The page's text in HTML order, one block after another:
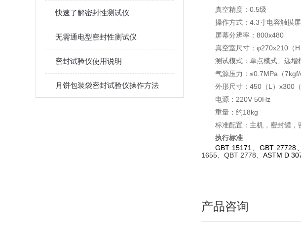
快速了解密封性测试仪
无需通电型密封性测试仪
密封试验仪使用说明
月饼包装袋密封试验仪操作方法
真空精度： 0.5级
操作方式： 4.3寸电容触摸屏
屏幕分辨率： 800x480
真空室尺寸：φ270x210 （H
测试模式：单点模式、递增
气源压力：≤0.7MPa （
外形尺寸： 450 （L ） x300 （
电源： 220V 50Hz
重量：约18kg
标准配置：主机，密封罐
执行标准
GBT 15171
、GBT 27728
1655
QBT 2778 ASTM D
产品咨询